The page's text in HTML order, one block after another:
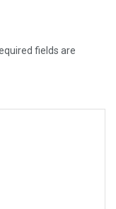
fields are